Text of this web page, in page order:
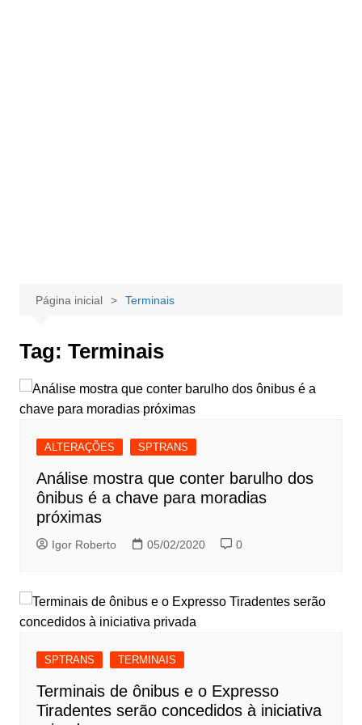
Página inicial Terminais
Tag: Terminais
ALTERAÇÕES SPTRANS
Análise mostra que conter barulho dos
ônibus é a chave para moradias
próximas
Igor Roberto 05/02/2020 0
SPTRANS TERMINAIS
Terminais de ônibus e o Expresso
Tiradentes serão concedidos à iniciativa